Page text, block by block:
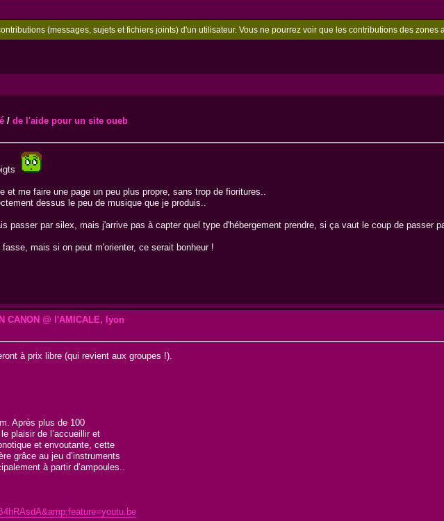
(messages, sujets et fichiers joints) d'un utilisateur. Vous ne pourrez voir que les contributions des zones
/ de l'aide pour un site oueb
et me faire une page un peu plus propre, sans trop de fioritures..
dessus le peu de musique que je produis..
passer par silex, mais j'arrive pas à capter quel type d'hébergement prendre, si ça vaut le coup de passer
mais si on peut m'orienter, ce serait bonheur !
CANON @ l'AMICALE, lyon
à prix libre (qui revient aux groupes !).
Après plus de 100
plaisir de l’accueillir et
et envoutante, cette
grâce au jeu d’instruments
à partir d’ampoules..